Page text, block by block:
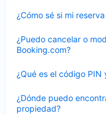
¿Cómo sé si mi
cerrado
¿Puedo cancelar o
Booking.com?
cerrado
¿Qué es el código
cerrado
¿Dónde puedo
propiedad?
cerrado